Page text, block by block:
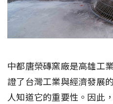
中都唐榮磚窯廠是高雄工
證了台灣工業與經濟發展
人知道它的重要性。因此